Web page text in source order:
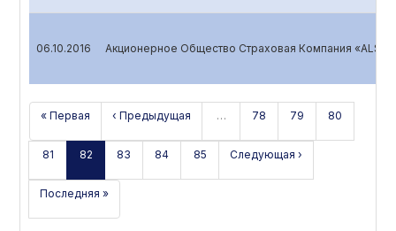
06.10.2016 Акционерное Общество Страховая Компания
« Первая ‹ Предыдущая … 78 79 80
81 82 83 84 85 Следующая ›
Последняя »